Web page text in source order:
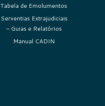
Tabela de Emolumentos
Serventias Extrajudiciais
– Guias e Relatórios
Manual CADIN